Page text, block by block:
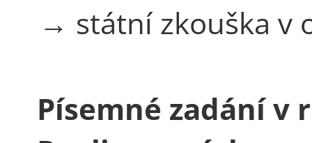
→ státní zkouška v
Písemné zadání v